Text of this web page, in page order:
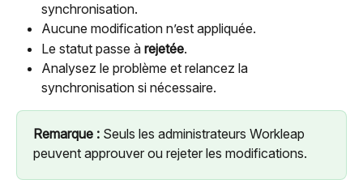
synchronisation.
Aucune modification n’est appliquée.
Le statut passe à rejetée.
Analysez le problème et relancez la
synchronisation si nécessaire.
Remarque : Seuls les administrateurs Workleap
peuvent approuver ou rejeter les modifications.